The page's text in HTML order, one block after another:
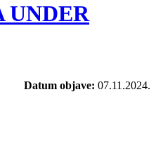
UNDER
Datum objave: 07.11.2024.